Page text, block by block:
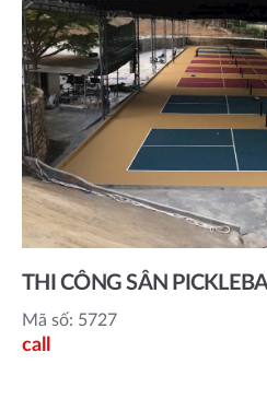
THI CÔNG SÂN
Mã số: 5727
call